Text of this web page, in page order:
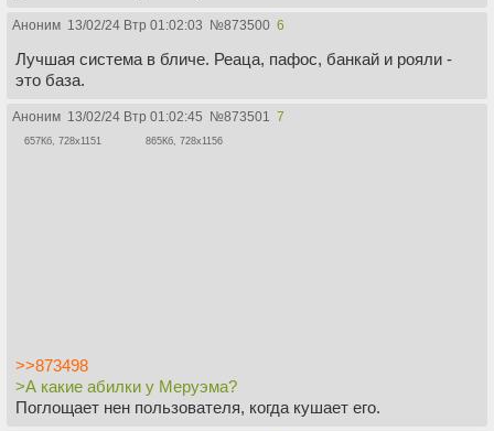
Аноним 13/02/24 Втр 01:02:03 №873500 6
Лучшая система в бличе. Реаца, пафос, банкай и рояли -
это база.
Аноним 13/02/24 Втр 01:02:45 №873501 7
657Кб, 728x1151 865Кб, 728x1156
>>873498
>А какие абилки у Меруэма?
Поглощает нен пользователя, когда кушает его.